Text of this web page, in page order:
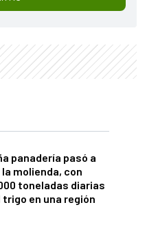
panadería pasó a
molienda, con
toneladas diarias
en una región